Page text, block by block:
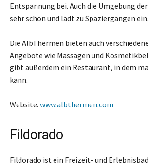
Entspannung bei. Auch die Umgebung
sehr schön und lädt zu Spaziergängen ein.
Die AlbThermen bieten auch
Angebote wie Massagen und
gibt außerdem ein Restaurant, in dem
kann.
Website: www.albthermen.com
Fildorado
Fildorado ist ein Freizeit- und